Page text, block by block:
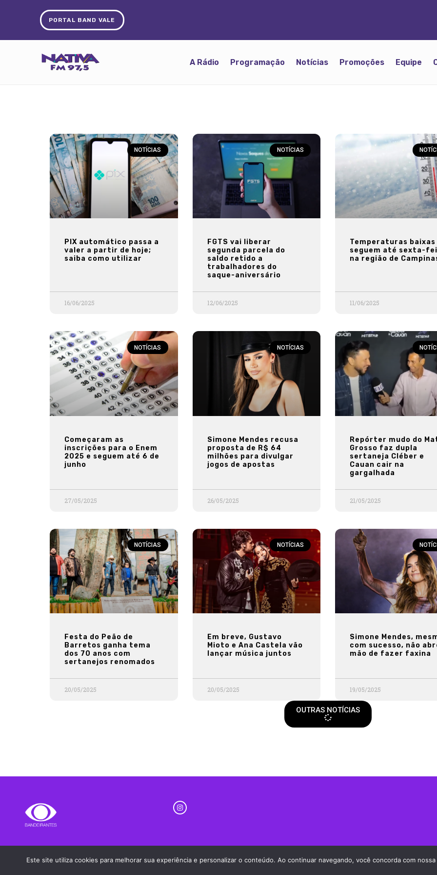
PORTAL BAND VALE
A Rádio Programação Notícias Promoções Equipe
NOTÍCIAS
PIX automático passa a
valer a partir de hoje;
saiba como utilizar
16/06/2025
NOTÍCIAS
FGTS vai liberar
segunda parcela do
saldo retido a
trabalhadores do
saque-aniversário
12/06/2025
Temperaturas baixas
seguem até sexta-
na região de
11/06/2025
NOTÍCIAS
Começaram as
inscrições para o Enem
2025 e seguem até 6 de
junho
27/05/2025
NOTÍCIAS
Simone Mendes recusa
proposta de R$ 64
milhões para divulgar
jogos de apostas
26/05/2025
Repórter mudo do
Grosso faz dupla
sertaneja Cléber e
Cauan cair na
gargalhada
21/05/2025
NOTÍCIAS
Festa do Peão de
Barretos ganha tema
dos 70 anos com
sertanejos renomados
20/05/2025
NOTÍCIAS
Em breve, Gustavo
Mioto e Ana Castela vão
lançar música juntos
20/05/2025
Simone Mendes,
com sucesso, não
mão de fazer faxina
19/05/2025
OUTRAS NOTÍCIAS
Nativa FM SJC - Todos os Direitos Reservados Política de Privacidade
Este site utiliza cookies para melhorar sua experiência e personalizar o conteúdo. Ao continuar navegando, você concorda com nossa